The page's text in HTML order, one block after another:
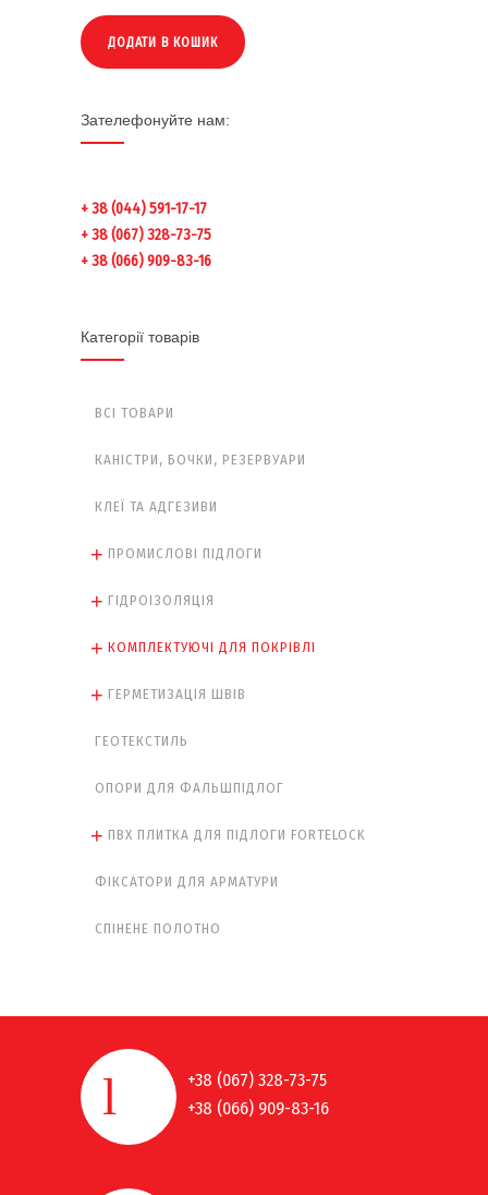
ДОДАТИ В КОШИК
Зателефонуйте нам:
+ 38 (044) 591-17-17
+ 38 (067) 328-73-75
+ 38 (066) 909-83-16
Категорії товарів
ВСІ ТОВАРИ
КАНІСТРИ, БОЧКИ, РЕЗЕРВУАРИ
КЛЕЇ ТА АДГЕЗИВИ
ПРОМИСЛОВІ ПІДЛОГИ
ГІДРОІЗОЛЯЦІЯ
КОМПЛЕКТУЮЧІ ДЛЯ ПОКРІВЛІ
ГЕРМЕТИЗАЦІЯ ШВІВ
ГЕОТЕКСТИЛЬ
ОПОРИ ДЛЯ ФАЛЬШПІДЛОГ
ПВХ ПЛИТКА ДЛЯ ПІДЛОГИ FORTELOCK
ФІКСАТОРИ ДЛЯ АРМАТУРИ
СПІНЕНЕ ПОЛОТНО
+38 (067) 328-73-75
+38 (066) 909-83-16